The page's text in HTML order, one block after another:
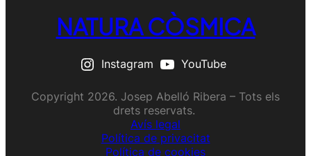
NATURA CÒSMICA
Instagram YouTube
Copyright 2026. Josep Abelló Ribera – Tots els
drets reservats.
Avís legal
Política de privacitat
Política de cookies